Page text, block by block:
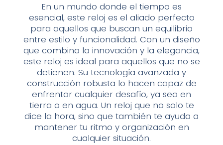
En un mundo donde el tiempo es
esencial, este reloj es el aliado perfecto
para aquellos que buscan un equilibrio
entre estilo y funcionalidad. Con un diseño
que combina la innovación y la elegancia,
este reloj es ideal para aquellos que no se
detienen. Su tecnología avanzada y
construcción robusta lo hacen capaz de
enfrentar cualquier desafío, ya sea en
tierra o en agua. Un reloj que no solo te
dice la hora, sino que también te ayuda a
mantener tu ritmo y organización en
cualquier situación.